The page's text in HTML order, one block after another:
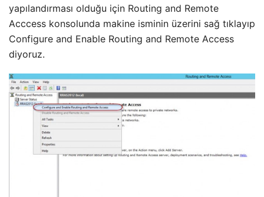
yapılandırması olduğu için Routing and Remote
Acccess konsolunda makine isminin üzerini sağ tıklayıp
Configure and Enable Routing and Remote Access
diyoruz.